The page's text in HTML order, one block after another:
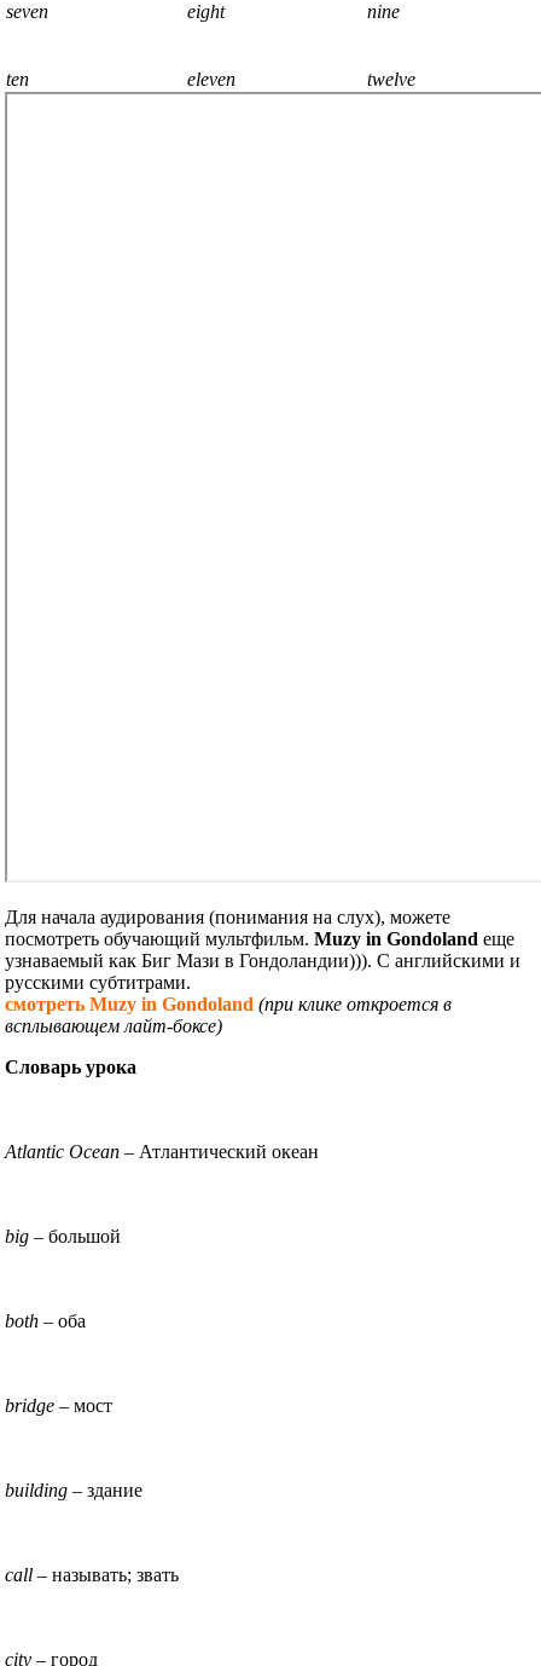
seven eight nine
ten eleven twelve
Для начала аудирования (понимания на слух), можете
посмотреть обучающий мультфильм.Muzy in Gondolandеще
узнаваемый как Биг Мази в Гондоландии))). С английскими и
русскими субтитрами.
смотреть Muzy in Gondoland (при клике откроется в
всплывающем лайт-боксе)
Словарь урока
Atlantic Ocean – Атлантический океан
big – большой
both – оба
bridge – мост
building – здание
call – называть; звать
city – город